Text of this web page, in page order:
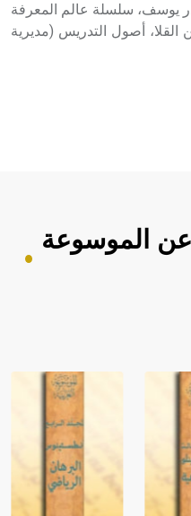
يوسف، سلسلة عالم المعرفة
الدين القلا، أصول التدريس (مديرية
عن الموسوعة